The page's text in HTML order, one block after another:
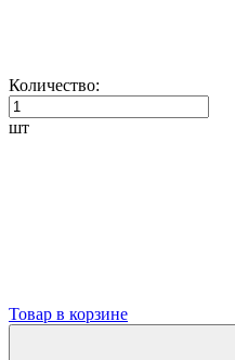
Количество:
шт
Товар в корзине